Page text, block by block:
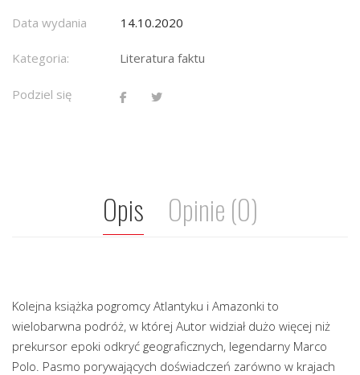
Data wydania 14.10.2020
Kategoria: Literatura faktu
Podziel się
Opis Opinie (0)
Kolejna książka pogromcy Atlantyku i Amazonki to
wielobarwna podróż, w której Autor widział dużo więcej niż
prekursor epoki odkryć geograficznych, legendarny Marco
Polo. Pasmo porywających doświadczeń zarówno w krajach